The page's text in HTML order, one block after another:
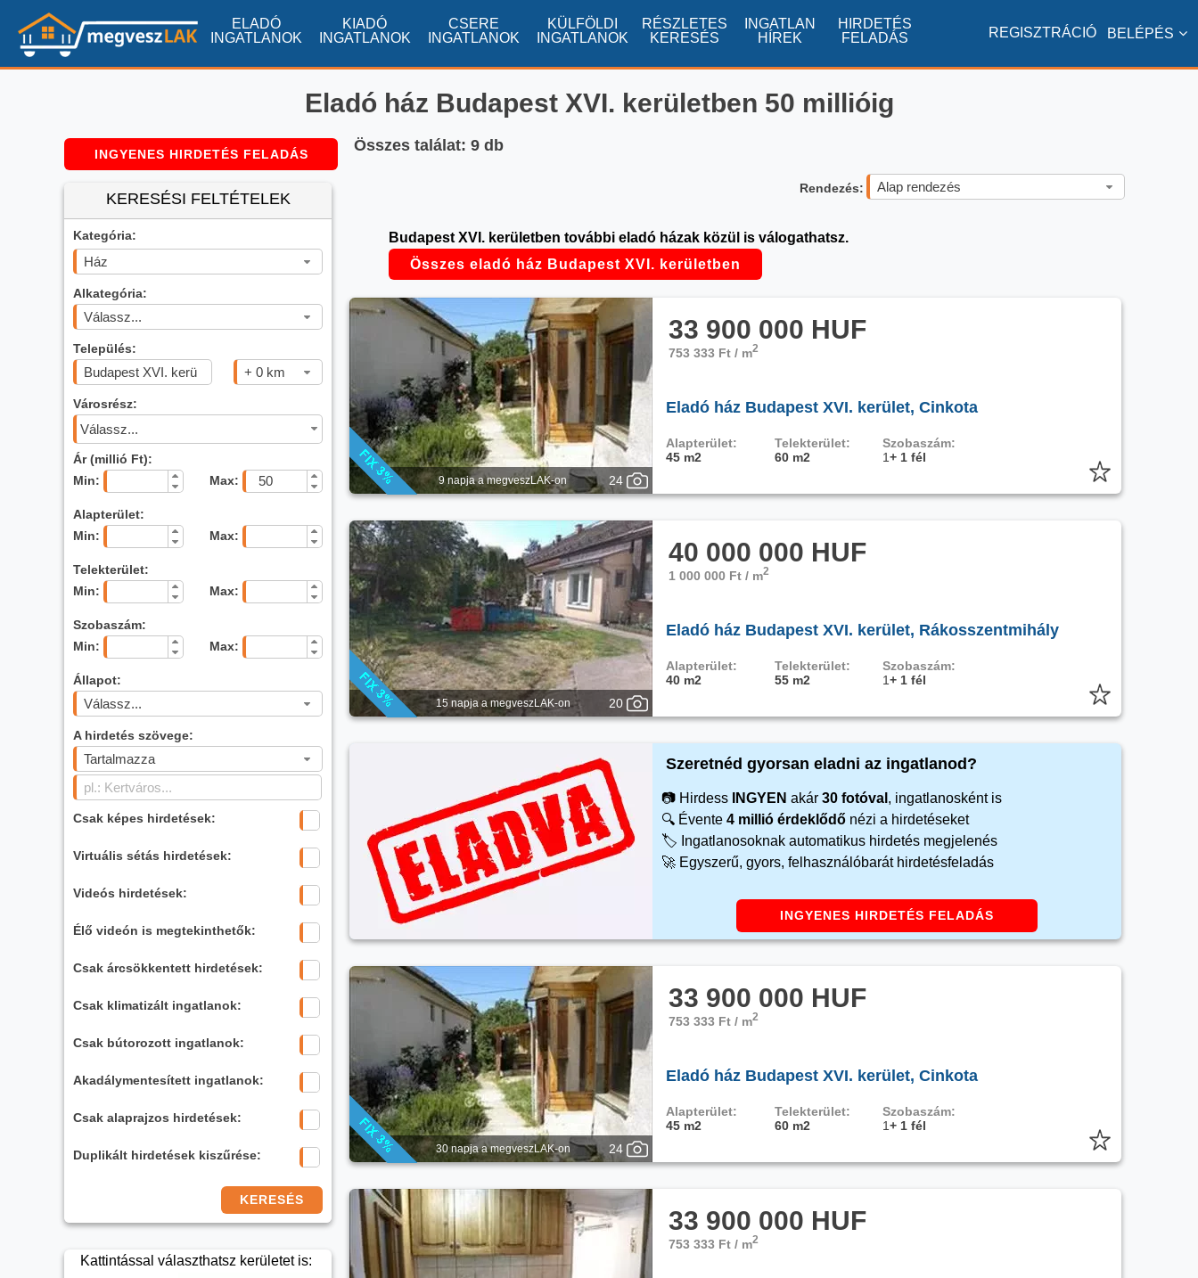
ELADÓ
INGATLANOK
KIADÓ
INGATLANOK
CSERE
INGATLANOK
KÜLFÖLDI
INGATLANOK
RÉSZLETES
KERESÉS
INGATLAN
HÍREK
HIRDETÉS
FELADÁS
BELÉPÉS
REGISZTRÁCIÓ
Eladó ház Budapest XVI. kerületben 50 millióig
INGYENES HIRDETÉS FELADÁS
KERESÉSI FELTÉTELEK
Kategória:
Ház
Alkategória:
Válassz...
Település:
+ 0 km
Városrész:
Válassz...
Ár (millió Ft):
Min:
Max:
Alapterület:
Min:
Max:
Telekterület:
Min:
Max:
Szobaszám:
Min:
Max:
Állapot:
Válassz...
A hirdetés szövege:
Tartalmazza
Csak képes hirdetések:
Virtuális sétás hirdetések:
Videós hirdetések:
Élő videón is megtekinthetők:
Csak árcsökkentett hirdetések:
Csak klimatizált ingatlanok:
Csak bútorozott ingatlanok:
Akadálymentesített ingatlanok:
Csak alaprajzos hirdetések:
Duplikált hirdetések kiszűrése:
Rendezés: Alap rendezés
KERESÉS
Kattintással választhatsz kerületet is:
Összes találat: 9 db
Budapest XVI. kerületben további eladó házak közül is válogathatsz.
Összes eladó ház Budapest XVI. kerületben
9 napja a megveszLAK-on 24
33 900 000 HUF
753 333 Ft / m2
Eladó ház Budapest XVI. kerület, Cinkota
Alapterület:
45 m2
Telekterület:
60 m2
Szobaszám:
1+ 1 fél
15 napja a megveszLAK-on 20
40 000 000 HUF
1 000 000 Ft / m2
Eladó ház Budapest XVI. kerület, Rákosszentmihály
Alapterület:
40 m2
Telekterület:
55 m2
Szobaszám:
1+ 1 fél
Szeretnéd gyorsan eladni az ingatlanod?
📷 Hirdess INGYEN akár 30 fotóval , ingatlanosként is
🔍 Évente 4 millió érdeklődő nézi a hirdetéseket
🏷️ Ingatlanosoknak automatikus hirdetés megjelenés
🚀 Egyszerű, gyors, felhasználóbarát hirdetésfeladás
INGYENES HIRDETÉS FELADÁS
30 napja a megveszLAK-on 24
33 900 000 HUF
753 333 Ft / m2
Eladó ház Budapest XVI. kerület, Cinkota
Alapterület:
45 m2
Telekterület:
60 m2
Szobaszám:
1+ 1 fél
33 900 000 HUF
753 333 Ft / m2